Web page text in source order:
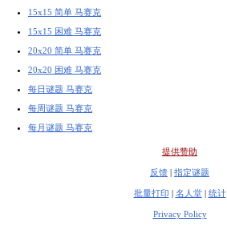
15x15 简单 马赛克
15x15 困难 马赛克
20x20 简单 马赛克
20x20 困难 马赛克
每日谜题 马赛克
每周谜题 马赛克
每月谜题 马赛克
提供赞助
反馈 | 指定谜题
批量打印 | 名人堂| 统计
Privacy Policy